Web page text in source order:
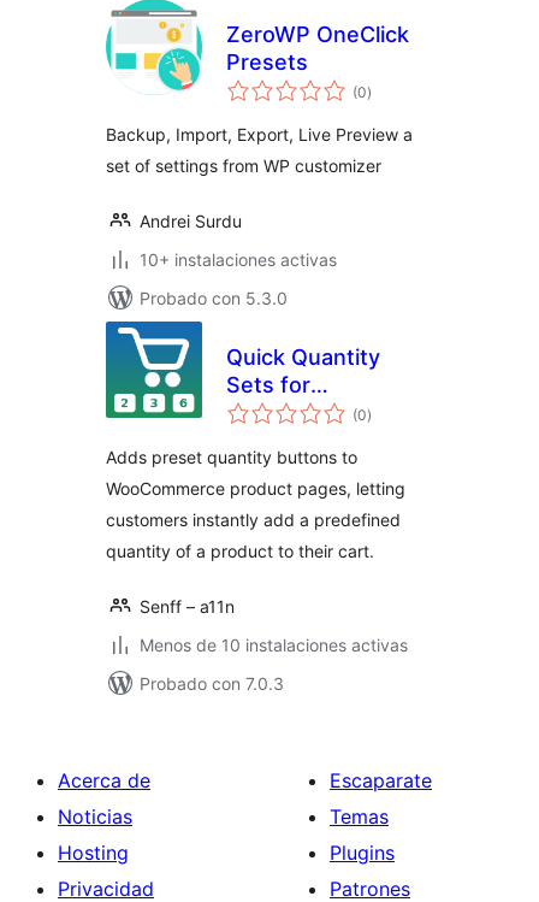
ZeroWP OneClick
Presets
(0total
de
)
Backup, Import, Export, Live Preview a
set of settings from WP customizer
Andrei Surdu
10+ instalaciones activas
Probado con 5.3.0
Quick Quantity
Sets for
WooCommerce
(0total
de
)
Adds preset quantity buttons to
WooCommerce product pages, letting
customers instantly add a predefined
quantity of a product to their cart.
Senff – a11n
Menos de 10 instalaciones activas
Probado con 7.0.3
Acerca de
Noticias
Hosting
Privacidad
Escaparate
Temas
Plugins
Patrones